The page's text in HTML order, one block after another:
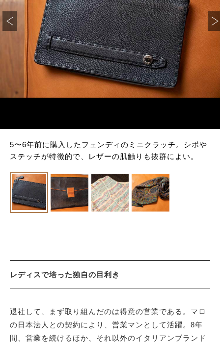
5〜6年前に購入したフェンディのミニクラッチ。シボや
ステッチが特徴的で、レザーの肌触りも抜群によい。
レディスで培った独自の目利き
退社して、まず取り組んだのは得意の営業である。マロ
の日本法人との契約により、営業マンとして活躍。8年
間、営業を続けるほか、それ以外のイタリアンブランド